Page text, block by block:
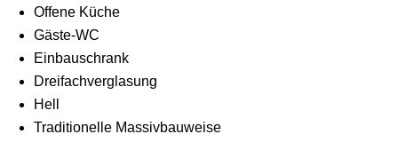
Offene Küche
Gäste-WC
Einbauschrank
Dreifachverglasung
Hell
Traditionelle Massivbauweise